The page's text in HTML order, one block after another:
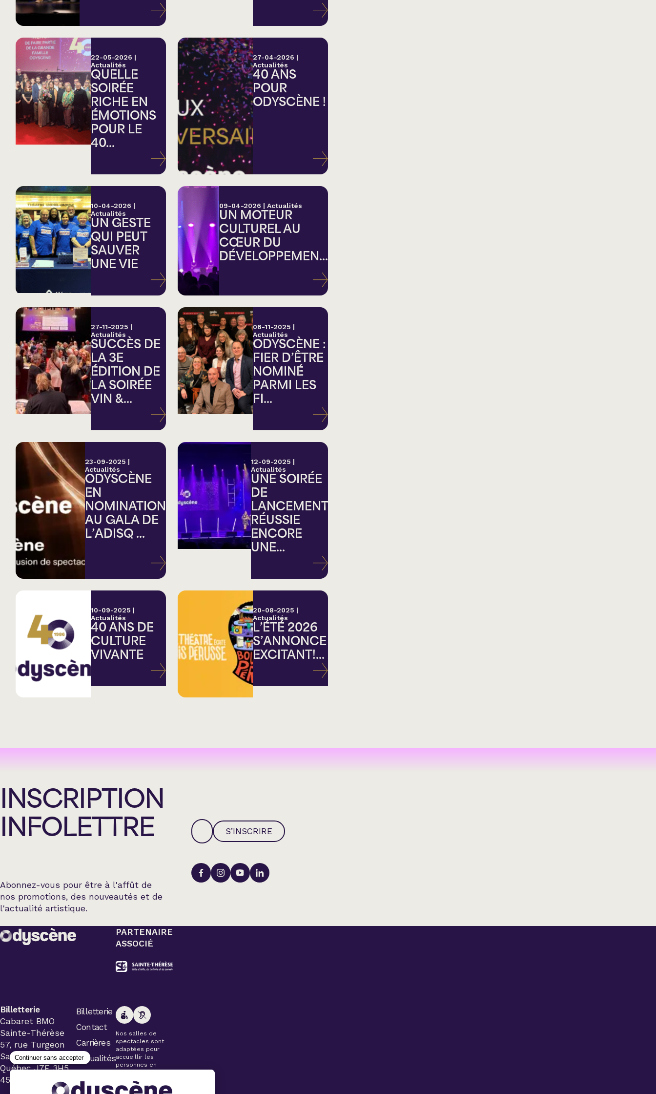
Hommage
Théâtre
Saison estivale
Apéro et perfo
Musique (Blues, folk,
traditionnelle)
Country
Famille
Spectacles en location
22-05-2026 |
Actualités
QUELLE
SOIRÉE
RICHE EN
ÉMOTIONS
POUR LE
40...
27-04-2026 |
Actualités
40 ANS
POUR
ODYSCÈNE !
10-04-2026 |
Actualités
UN GESTE
QUI PEUT
SAUVER
UNE VIE
09-04-2026 | Actualités
UN MOTEUR
CULTUREL AU
CŒUR DU
DÉVELOPPEMEN...
27-11-2025 |
Actualités
SUCCÈS DE
LA 3E
ÉDITION DE
LA SOIRÉE
VIN &...
06-11-2025 |
Actualités
ODYSCÈNE :
FIER D’ÊTRE
NOMINÉ
PARMI LES
FI...
23-09-2025 |
Actualités
ODYSCÈNE
EN
NOMINATION
AU GALA DE
L’ADISQ ...
12-09-2025 |
Actualités
UNE SOIRÉE
DE
LANCEMENT
RÉUSSIE
ENCORE
UNE...
10-09-2025 |
Actualités
40 ANS DE
CULTURE
VIVANTE
20-08-2025 |
Actualités
L’ÉTÉ 2026
S’ANNONCE
EXCITANT!...
INSCRIPTION
INFOLETTRE
Abonnez-vous pour être à l'affût de
nos promotions, des nouveautés et de
l'actualité artistique.
S’INSCRIRE
Billetterie
Cabaret BMO
Sainte-Thérèse
57, rue Turgeon
Sainte-Thérèse
Québec J7E 3H5
450 434-4006
Billetterie
Contact
Carrières
Actualités
PARTENAIRE
ASSOCIÉ
Nos salles de
spectacles sont
adaptées pour
accueillir les
personnes en
Veuillez
simplement aviser